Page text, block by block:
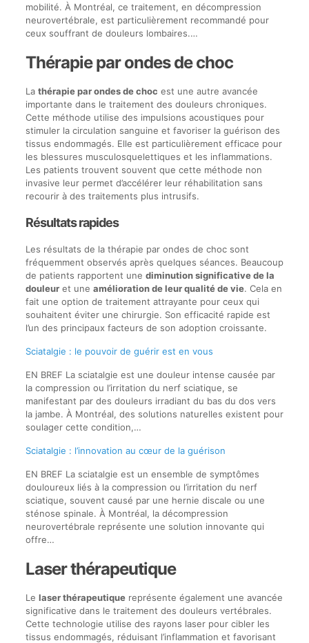
mobilité. À Montréal, ce traitement, en décompression
neurovertébrale, est particulièrement recommandé pour
ceux souffrant de douleurs lombaires.…
Thérapie par ondes de choc
La thérapie par ondes de choc est une autre avancée
importante dans le traitement des douleurs chroniques.
Cette méthode utilise des impulsions acoustiques pour
stimuler la circulation sanguine et favoriser la guérison des
tissus endommagés. Elle est particulièrement efficace pour
les blessures musculosquelettiques et les inflammations.
Les patients trouvent souvent que cette méthode non
invasive leur permet d’accélérer leur réhabilitation sans
recourir à des traitements plus intrusifs.
Résultats rapides
Les résultats de la thérapie par ondes de choc sont
fréquemment observés après quelques séances. Beaucoup
de patients rapportent une diminution significative de la
douleuret une amélioration de leur qualité de vie. Cela en
fait une option de traitement attrayante pour ceux qui
souhaitent éviter une chirurgie. Son efficacité rapide est
l’un des principaux facteurs de son adoption croissante.
Sciatalgie : le pouvoir de guérir est en vous
EN BREF La sciatalgie est une douleur intense causée par
la compression ou l’irritation du nerf sciatique, se
manifestant par des douleurs irradiant du bas du dos vers
la jambe. À Montréal, des solutions naturelles existent pour
soulager cette condition,…
Sciatalgie : l’innovation au cœur de la guérison
EN BREF La sciatalgie est un ensemble de symptômes
douloureux liés à la compression ou l’irritation du nerf
sciatique, souvent causé par une hernie discale ou une
sténose spinale. À Montréal, la décompression
neurovertébrale représente une solution innovante qui
offre…
Laser thérapeutique
Le laser thérapeutiquereprésente également une avancée
significative dans le traitement des douleurs vertébrales.
Cette technologie utilise des rayons laser pour cibler les
tissus endommagés, réduisant l’inflammation et favorisant